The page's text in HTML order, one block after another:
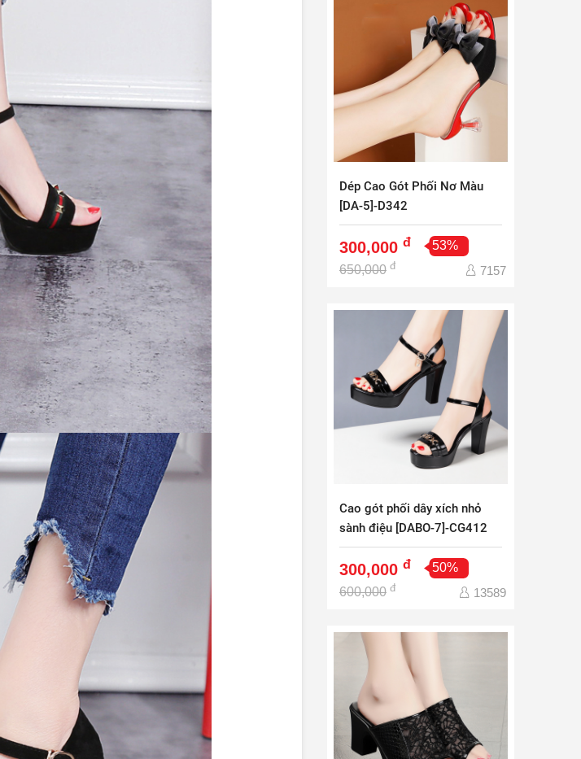
Dép Cao Gót Phối Nơ Màu
[DA-5]-D342
300,000 đ
53%
650,000 đ 7157
Cao gót phối dây xích nhỏ
sành điệu [DABO-7]-CG412
300,000 đ
50%
600,000 đ 13589